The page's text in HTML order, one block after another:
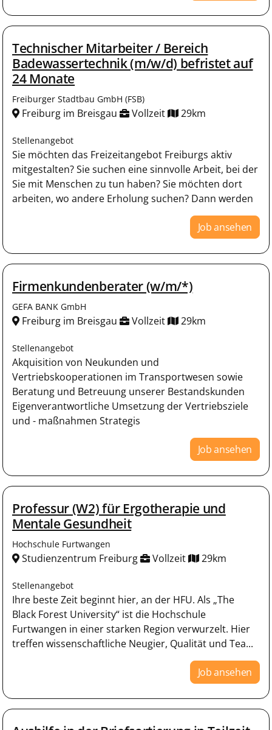
Technischer Mitarbeiter / Bereich
Badewassertechnik (m/w/d) befristet auf
24 Monate
Freiburger Stadtbau GmbH (FSB)
Freiburg im Breisgau Vollzeit 29km
Stellenangebot
Sie möchten das Freizeitangebot Freiburgs aktiv
mitgestalten? Sie suchen eine sinnvolle Arbeit, bei der
Sie mit Menschen zu tun haben? Sie möchten dort
arbeiten, wo andere Erholung suchen? Dann werden
Job ansehen
Firmenkundenberater (w/m/*)
GEFA BANK GmbH
Freiburg im Breisgau Vollzeit 29km
Stellenangebot
Akquisition von Neukunden und
Vertriebskooperationen im Transportwesen sowie
Beratung und Betreuung unserer Bestandskunden
Eigenverantwortliche Umsetzung der Vertriebsziele
und - maßnahmen Strategis
Job ansehen
Professur (W2) für Ergotherapie und
Mentale Gesundheit
Hochschule Furtwangen
Studienzentrum Freiburg Vollzeit 29km
Stellenangebot
Ihre beste Zeit beginnt hier, an der HFU. Als „The
Black Forest University“ ist die Hochschule
Furtwangen in einer starken Region verwurzelt. Hier
treffen wissenschaftliche Neugier, Qualität und Tea...
Job ansehen